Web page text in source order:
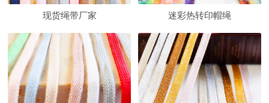
现货绳带厂家 迷彩热转印帽绳